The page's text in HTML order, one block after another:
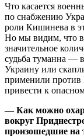
Что касается
по снабжению
роли Кишинева в
Но мы видим, что в
значительное
судьба туманна —
Украину или
применили против
привести к
— Как можно
вокруг
произошедшие